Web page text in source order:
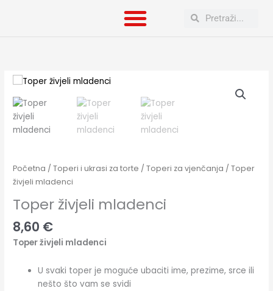
SearchSearch
Početna /Toperi i ukrasi za torte /Toperi za vjenčanja / Toper
živjeli mladenci
Toper živjeli mladenci
8,60 €
Toper živjeli mladenci
U svaki toper je moguće ubaciti ime, prezime, srce ili
nešto što vam se svidi
Toper
živjeli
mladenci
količina